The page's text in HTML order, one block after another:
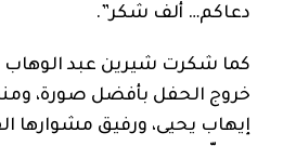
دعاكم… ألف شكر”.
كما شكرت شيرين عبد
خروج الحفل بأفضل صورة،
إيهاب يحيى، ورفيق مشوارها